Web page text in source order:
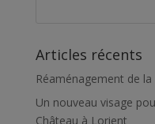
Articles récents
Réaménagement de
Un nouveau visage
Château à Lorient